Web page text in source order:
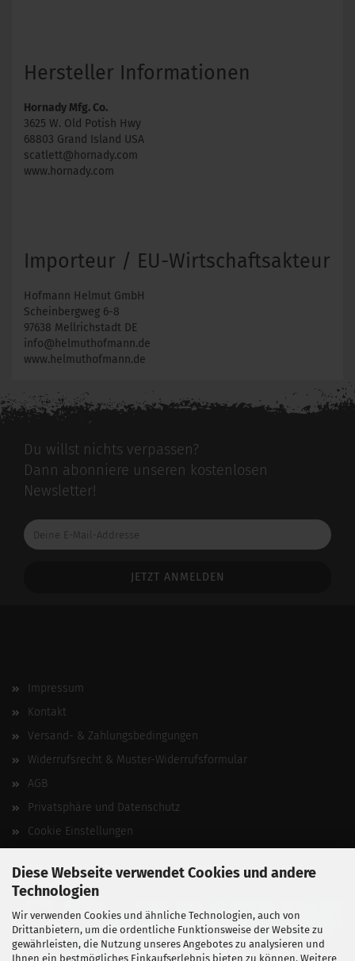
Diese Webseite verwendet Cookies und andere
Technologien
Wir verwenden Cookies und ähnliche Technologien, auch von
Drittanbietern, um die ordentliche Funktionsweise der Website zu
gewährleisten, die Nutzung unseres Angebotes zu analysieren und
Ihnen ein bestmögliches Einkaufserlebnis bieten zu können. Weitere
Hersteller Informationen
Hornady Mfg. Co.
3625 W. Old Potish Hwy
68803 Grand Island USA
scatlett@hornady.com
www.hornady.com
Importeur / EU-Wirtschaftsakteur
Hofmann Helmut GmbH
Scheinbergweg 6-8
97638 Mellrichstadt DE
info@helmuthofmann.de
www.helmuthofmann.de
Du willst nichts verpassen?
Dann abonniere unseren kostenlosen
Newsletter!
Deine
E-
Impressum
Kontakt
Versand- & Zahlungsbedingungen
Widerrufsrecht & Muster-Widerrufsformular
AGB
Privatsphäre und Datenschutz
Cookie Einstellungen
Vertrag widerrufen